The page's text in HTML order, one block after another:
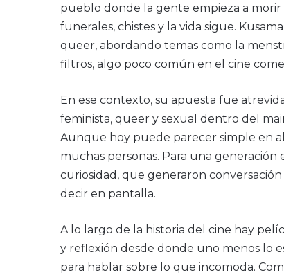
pueblo donde la gente empieza a morir
funerales, chistes y la vida sigue.
queer, abordando temas como la
filtros, algo poco común en el cine
En ese contexto, su apuesta fue
feminista, queer y sexual dentro del
Aunque hoy puede parecer simple en
muchas personas. Para una
curiosidad, que generaron
decir en pantalla.
A lo largo de la historia del cine hay
y reflexión desde donde uno menos lo
para hablar sobre lo que incomoda.